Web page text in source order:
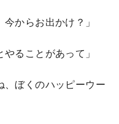
からお出かけ？」
ることがあって」
、ぼくのハッピーウー